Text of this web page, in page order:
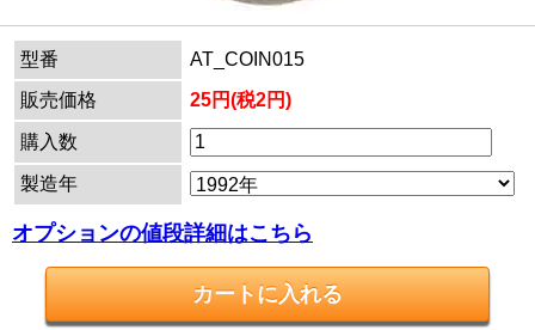
型番
AT_COIN015
販売価格
25円(税2円)
購入数
製造年
オプションの値段詳細はこちら